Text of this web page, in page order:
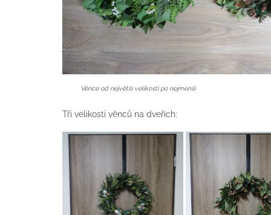
Věnce od největší velikosti po nejmenší
Tři velikosti věnců na dveřích: